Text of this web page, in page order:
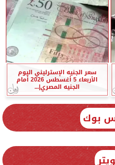
سعر الجنيه الإسترليني اليوم
الأربعاء 5 أغسطس 2026 أمام
الجنيه المصري|...
بوك